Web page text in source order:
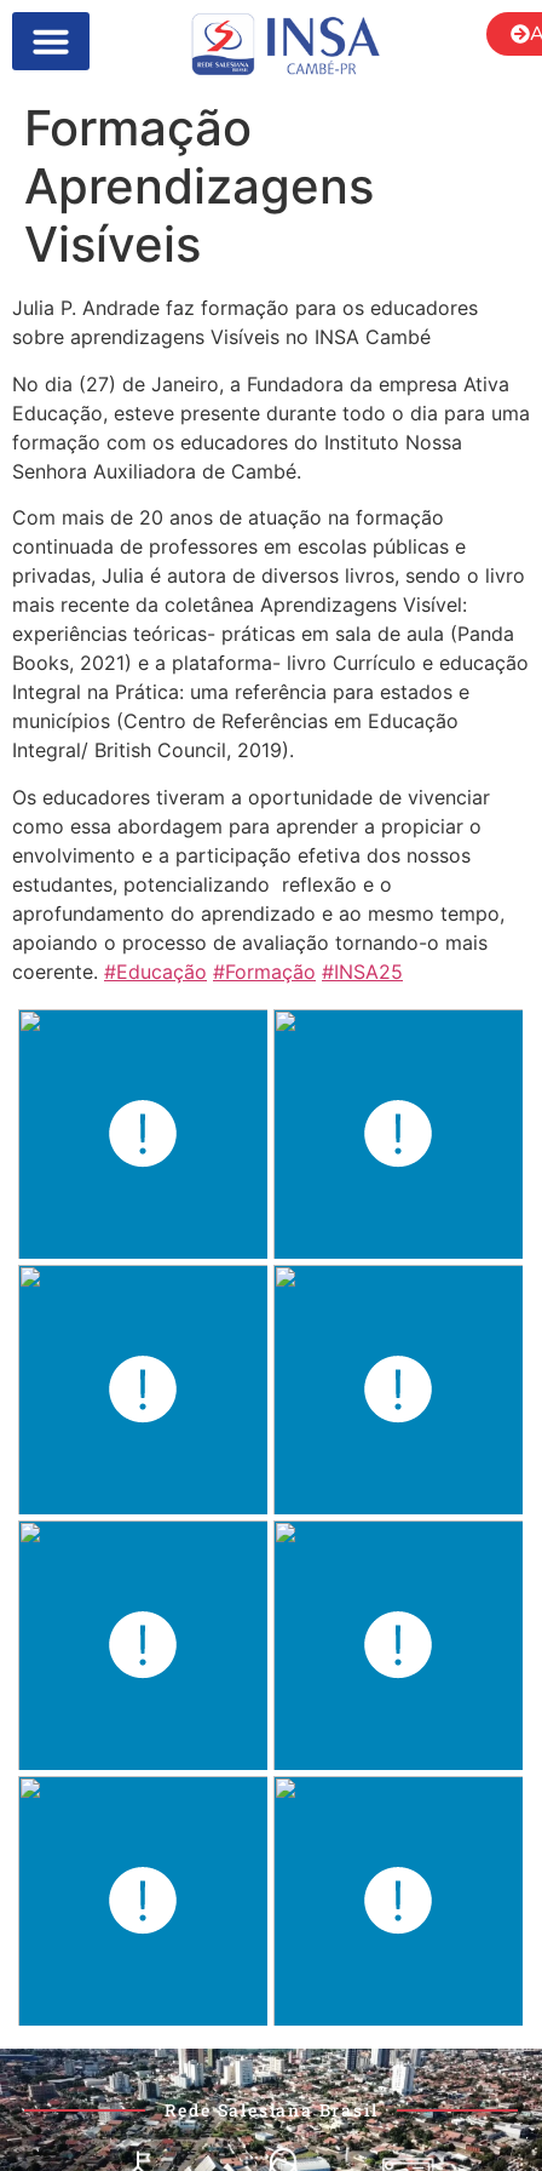
Formação
Aprendizagens
Visíveis
Julia P. Andrade faz formação para os educadores
sobre aprendizagens Visíveis no INSA Cambé
No dia (27) de Janeiro, a Fundadora da empresa Ativa
Educação, esteve presente durante todo o dia para uma
formação com os educadores do Instituto Nossa
Senhora Auxiliadora de Cambé.
Com mais de 20 anos de atuação na formação
continuada de professores em escolas públicas e
privadas, Julia é autora de diversos livros, sendo o livro
mais recente da coletânea Aprendizagens Visível:
experiências teóricas- práticas em sala de aula (Panda
Books, 2021) e a plataforma- livro Currículo e educação
Integral na Prática: uma referência para estados e
municípios (Centro de Referências em Educação
Integral/ British Council, 2019).
Os educadores tiveram a oportunidade de vivenciar
como essa abordagem para aprender a propiciar o
envolvimento e a participação efetiva dos nossos
estudantes, potencializando reflexão e o
aprofundamento do aprendizado e ao mesmo tempo,
apoiando o processo de avaliação tornando-o mais
coerente. #Educação #Formação #INSA25
Rede Salesiana Brasil